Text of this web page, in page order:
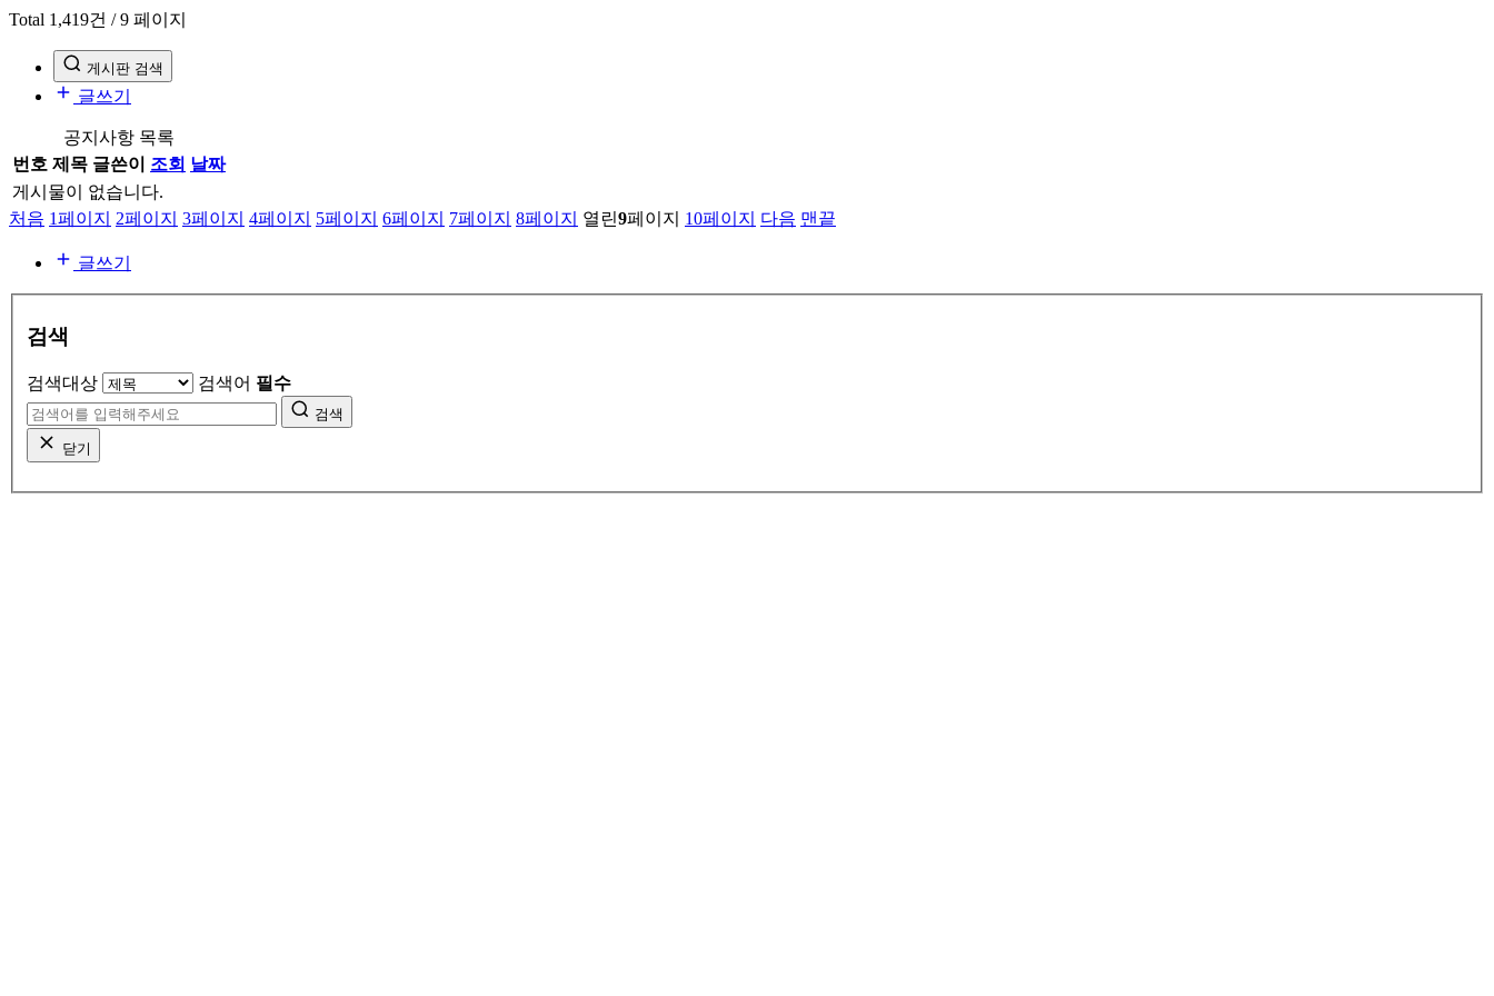
Total 1,419건 / 9 페이지
게시판 검색
글쓰기
공지사항 목록
번호 제목 글쓴이 조회 날짜
게시물이 없습니다.
처음 1페이지 2페이지 3페이지 4페이지 5페이지 6페이지 7페이지 8페이지 열린9페이지 10페이지 다음 맨끝
글쓰기
검색
검색대상 검색어 필수
검색
닫기